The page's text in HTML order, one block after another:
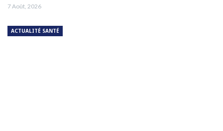
7 Août, 2026
ACTUALITÉ SANTÉ